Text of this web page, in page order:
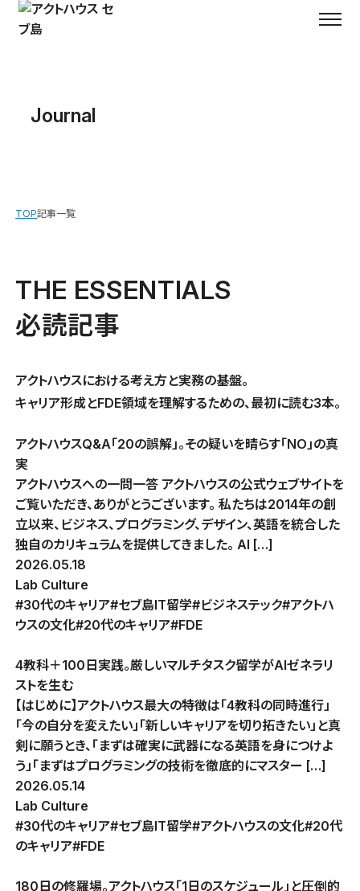
Journal
TOP記事一覧
THE ESSENTIALS
必読記事
アクトハウスにおける考え方と実務の基盤。
キャリア形成とFDE領域を理解するための、最初に読む3本。
アクトハウスQ&A「20の誤解」。その疑いを晴らす「NO」の真
実
アクトハウスへの一問一答 アクトハウスの公式ウェブサイトを
ご覧いただき、ありがとうございます。 私たちは2014年の創
立以来、ビジネス、プログラミング、デザイン、英語を統合した
独自のカリキュラムを提供してきました。 AI […]
2026.05.18
Lab Culture
#30代のキャリア#セブ島IT留学#ビジネステック#アクトハ
ウスの文化#20代のキャリア#FDE
4教科＋100日実践。厳しいマルチタスク留学がAIゼネラリ
ストを生む
【はじめに】アクトハウス最大の特徴は「4教科の同時進行」
「今の自分を変えたい」「新しいキャリアを切り拓きたい」と真
剣に願うとき、「まずは確実に武器になる英語を身につけよ
う」「まずはプログラミングの技術を徹底的にマスター […]
2026.05.14
Lab Culture
#30代のキャリア#セブ島IT留学#アクトハウスの文化#20代
のキャリア#FDE
180日の修羅場。アクトハウス「1日のスケジュール」と圧倒的